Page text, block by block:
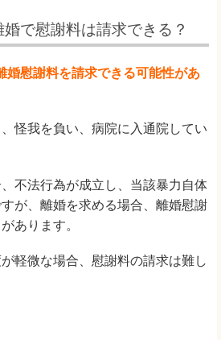
で慰謝料は請求できる？
婚慰謝料を請求できる可能性があ
怪我を負い、病院に入通院してい
不法行為が成立し、当該暴力自体
が、離婚を求める場合、離婚慰謝
あります。
軽微な場合、慰謝料の請求は難し